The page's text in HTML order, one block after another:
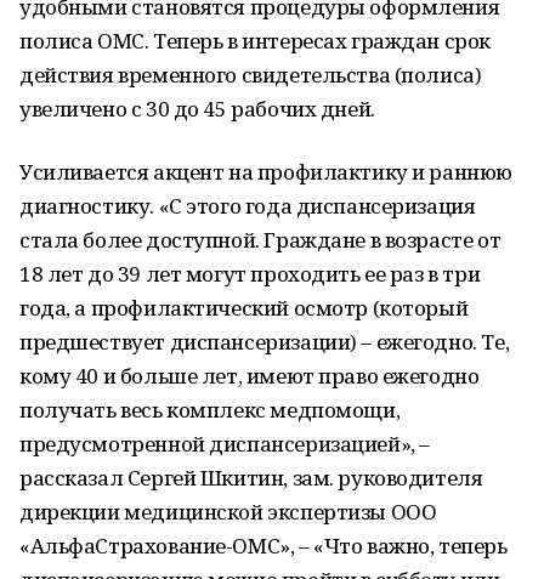
удобными становятся процедуры оформления
полиса ОМС. Теперь в интересах граждан срок
действия временного свидетельства (полиса)
увеличено с 30 до 45 рабочих дней.
Усиливается акцент на профилактику и раннюю
диагностику. «С этого года диспансеризация
стала более доступной. Граждане в возрасте от
18 лет до 39 лет могут проходить ее раз в три
года, а профилактический осмотр (который
предшествует диспансеризации) – ежегодно. Те,
кому 40 и больше лет, имеют право ежегодно
получать весь комплекс медпомощи,
предусмотренной диспансеризацией», –
рассказал Сергей Шкитин, зам. руководителя
дирекции медицинской экспертизы ООО
«АльфаСтрахование-ОМС», – «Что важно, теперь